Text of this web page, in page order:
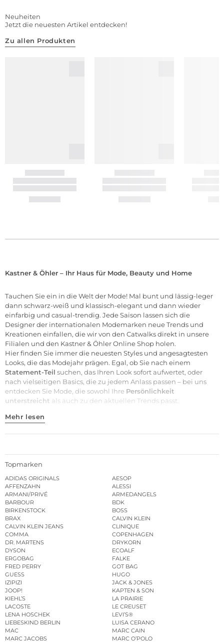
Neuheiten
Jetzt die neuesten Artikel entdecken!
Zu allen Produkten
Kastner & Öhler – Ihr Haus für Mode, Beauty und Home
Tauchen Sie ein in die Welt der Mode! Mal bunt und lässig-leger
dann schwarz-weiß und klassisch-elegant und dann wieder
einfarbig und casual-trendig. Jede Saison lassen sich die
Designer der internationalen Modemarken neue Trends und
Kreationen einfallen, die wir von den Catwalks direkt in unsere
Filialen und den Kastner & Öhler Online Shop holen.
Hier finden Sie immer die neuesten Styles und angesagtesten
Looks, die das Modejahr prägen. Egal, ob Sie nach einem
Statement-Teil suchen, das Ihren Look sofort aufwertet, oder
nach vielseitigen Basics, die zu jedem Anlass passen – bei uns
entdecken Sie Mode, die sowohl Ihre Persönlichkeit
unterstreicht als auch zu den aktuellen Trends passt.
Mehr lesen
Topmarken
ADIDAS ORIGINALS
AESOP
AFFENZAHN
ALESSI
ARMANI/PRIVÉ
ARMEDANGELS
BARBOUR
BDK
BIRKENSTOCK
BOSS
BRAX
CALVIN KLEIN
CALVIN KLEIN JEANS
CLINIQUE
COMMA
COPENHAGEN
DR. MARTENS
DRYKORN
DYSON
ECOALF
ERGOBAG
FALKE
FRED PERRY
GOT BAG
GUESS
HUGO
IZIPIZI
JACK & JONES
JOOP!
KAPTEN & SON
KIEHL’S
LA PRAIRIE
LACOSTE
LE CREUSET
LENA HOSCHEK
LEVI’S®
LIEBESKIND BERLIN
LUISA CERANO
MAC
MARC CAIN
MARC JACOBS
MARC O’POLO